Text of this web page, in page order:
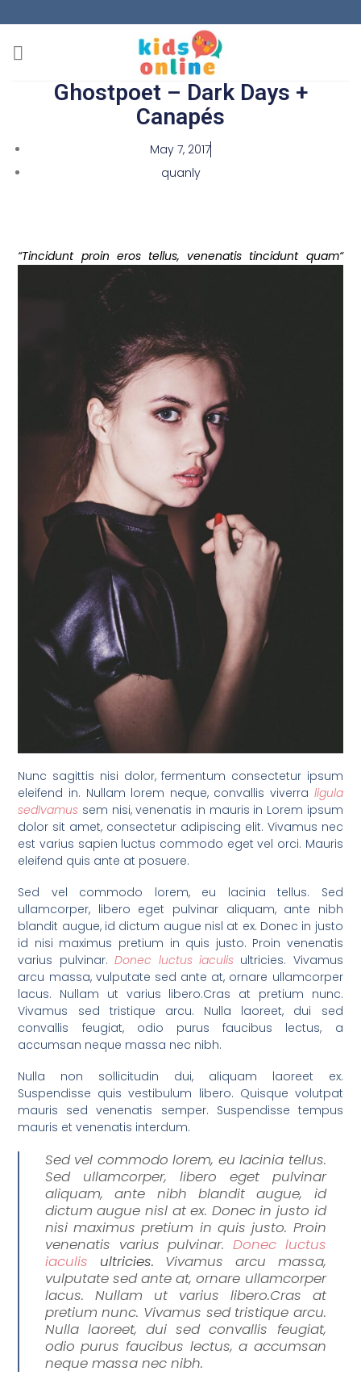
Ghostpoet – Dark Days +
Canapés
May 7, 2017
quanly
“Tincidunt proin eros tellus, venenatis tincidunt quam“
Nunc sagittis nisi dolor, fermentum consectetur ipsum
eleifend in. Nullam lorem neque, convallis viverra ligula
sedIvamus sem nisi, venenatis in mauris in Lorem ipsum
dolor sit amet, consectetur adipiscing elit. Vivamus nec
est varius sapien luctus commodo eget vel orci. Mauris
eleifend quis ante at posuere.
Sed vel commodo lorem, eu lacinia tellus. Sed
ullamcorper, libero eget pulvinar aliquam, ante nibh
blandit augue, id dictum augue nisl at ex. Donec in justo
id nisi maximus pretium in quis justo. Proin venenatis
varius pulvinar.Donec luctus iaculis ultricies. Vivamus
arcu massa, vulputate sed ante at, ornare ullamcorper
lacus. Nullam ut varius libero.Cras at pretium nunc.
Vivamus sed tristique arcu. Nulla laoreet, dui sed
convallis feugiat, odio purus faucibus lectus, a
accumsan neque massa nec nibh.
Nulla non sollicitudin dui, aliquam laoreet ex.
Suspendisse quis vestibulum libero. Quisque volutpat
mauris sed venenatis semper. Suspendisse tempus
mauris et venenatis interdum.
Sed vel commodo lorem, eu lacinia tellus.
Sed ullamcorper, libero eget pulvinar
aliquam, ante nibh blandit augue, id
dictum augue nisl at ex. Donec in justo id
nisi maximus pretium in quis justo. Proin
venenatis varius pulvinar. Donec luctus
iaculis ultricies. Vivamus arcu massa,
vulputate sed ante at, ornare ullamcorper
lacus. Nullam ut varius libero.Cras at
pretium nunc. Vivamus sed tristique arcu.
Nulla laoreet, dui sed convallis feugiat,
odio purus faucibus lectus, a accumsan
neque massa nec nibh.